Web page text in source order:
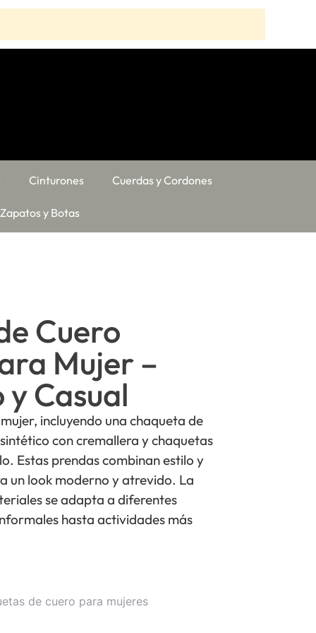
Cinturones Cuerdas y Cordones
Zapatos y Botas
Cuero
Mujer –
Casual
incluyendo una chaqueta de
con cremallera y chaquetas
Estas prendas combinan estilo y
un look moderno y atrevido. La
se adapta a diferentes
hasta actividades más
de cuero para mujeres